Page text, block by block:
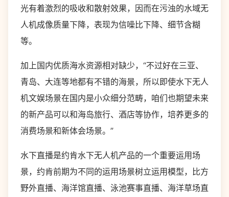
光有着激烈的吸收和散射效果，因而在污浊的水域无
人机成像质量下降，表现为信噪比下降、细节含糊
等。
加上国内优质海水资源相对缺少，“不过好在三亚、
青岛、大连等地都有不错的海景，所以即使水下无人
机文娱场景在国内是小众细分范畴，咱们也期望未来
的新产品可以和海岛旅行、酒店等协作，培养更多的
消费场景和新体会场景。”
水下直播是约肯水下无人机产品的一个重要运用场
景，约肯前期为不同的运用场景树立运用模型，比方
野外直播、海洋馆直播、泳池赛事直播、海洋草场直